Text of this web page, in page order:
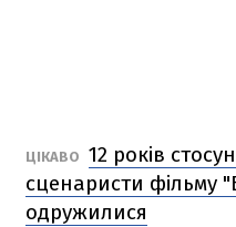
ЦІКАВО 12 років
сценаристи фільму
одружилися